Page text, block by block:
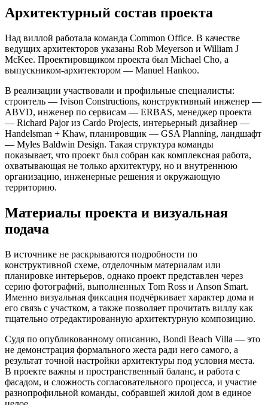
Архитектурный состав проекта
Над виллой работала команда Common Office. В качестве
ведущих архитекторов указаны Rob Meyerson и William J
McKee. Проектировщиком проекта был Michael Cho, а
выпускником-архитектором — Manuel Hankoo.
В реализации участвовали и профильные специалисты:
строитель — Ivison Constructions, конструктивный инженер —
ABVD, инженер по сервисам — ERBAS, менеджер проекта
— Richard Pajor из Cardo Projects, интерьерный дизайнер —
Handelsman + Khaw, планировщик — GSA Planning, ландшафт
— Myles Baldwin Design. Такая структура команды
показывает, что проект был собран как комплексная работа,
охватывающая не только архитектуру, но и внутреннюю
организацию, инженерные решения и окружающую
территорию.
Материалы проекта и визуальная
подача
В источнике не раскрываются подробности по
конструктивной схеме, отделочным материалам или
планировке интерьеров, однако проект представлен через
серию фотографий, выполненных Tom Ross и Anson Smart.
Именно визуальная фиксация подчёркивает характер дома и
его связь с участком, а также позволяет прочитать виллу как
тщательно отредактированную архитектурную композицию.
Судя по опубликованному описанию, Bondi Beach Villa — это
не демонстрация формального жеста ради него самого, а
результат точной настройки архитектуры под условия места.
В проекте важны и пространственный баланс, и работа с
фасадом, и сложность согласовательного процесса, и участие
разнопрофильной команды, собравшей жилой дом в единое